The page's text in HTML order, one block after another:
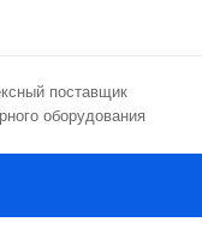
поставщик
оборудования